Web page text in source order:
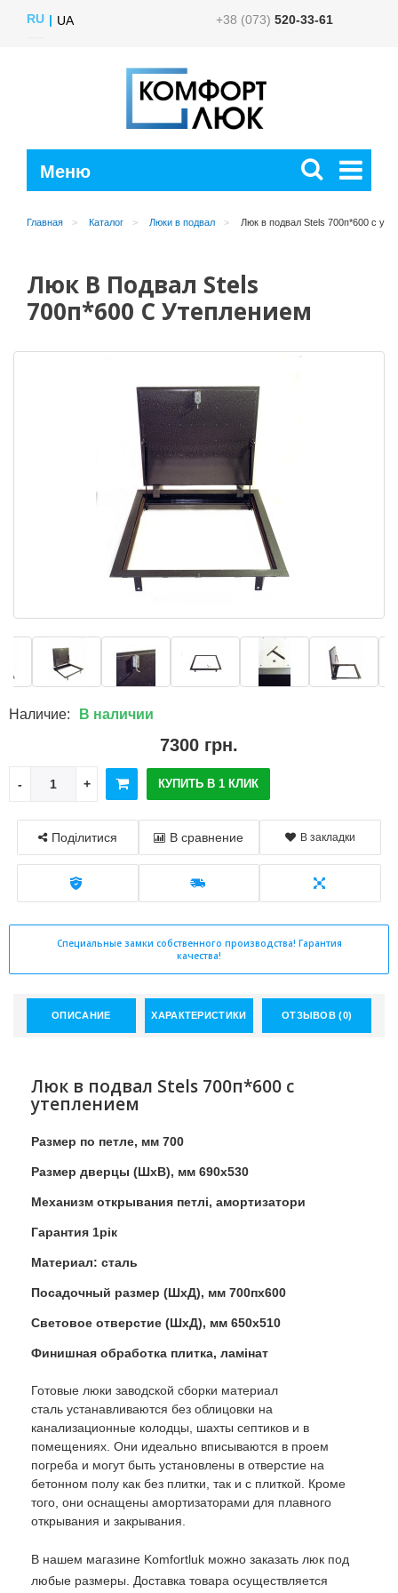
RU UA +38 (073) 520-33-61
Главная Каталог Люки в подвал Люк в подвал Stels 700п*600 с
Люк В Подвал Stels
700п*600 С Утеплением
Наличие: В наличии
7300 грн.
КУПИТЬ В 1 КЛИК
Поділитися В сравнение В закладки
Специальные замки собственного производства! Гарантия
качества!
ОПИСАНИЕ ХАРАКТЕРИСТИКИ ОТЗЫВОВ (0)
Люк в подвал Stels 700п*600 с
утеплением
Размер по петле, мм 700
Размер дверцы (ШхВ), мм 690х530
Механизм открывания петлі, амортизатори
Гарантия 1рік
Материал: сталь
Посадочный размер (ШхД), мм 700пх600
Световое отверстие (ШхД), мм 650х510
Финишная обработка плитка, ламінат
Готовые люки заводской сборки материал
сталь устанавливаются без облицовки на
канализационные колодцы, шахты септиков и в
помещениях. Они идеально вписываются в проем
погреба и могут быть установлены в отверстие на
бетонном полу как без плитки, так и с плиткой. Кроме
того, они оснащены амортизаторами для плавного
открывания и закрывания.
В нашем магазине Komfortluk можно заказать люк под
любые размеры. Доставка товара осуществляется